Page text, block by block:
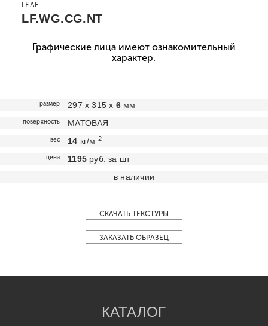
LEAF
LF.WG.CG.NT
Графические лица имеют ознакомительный
характер.
размер 297 х 315 х 6мм
поверхность МАТОВАЯ
вес 14 кг/м 2
цена 1195 руб. за шт
в наличии
СКАЧАТЬ ТЕКСТУРЫ
ЗАКАЗАТЬ ОБРАЗЕЦ
КАТАЛОГ